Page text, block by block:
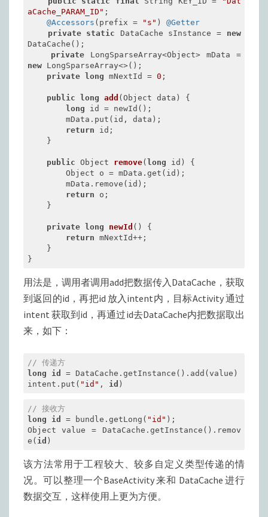
aCache_PARAM_ID" ;
@Accessors (prefix = "s" ) @Getter
private
static DataCache sInstance = new
DataCache();
private
LongSparseArray<Object> mData =
new LongSparseArray<>();
private long mNextId = 0 ;
public long add (Object data)
{
long id = newId();
return id;
public Object remove(long id)
{
return o;
private long newId ()
{
return mNextId++;
}
用法是，调用者调用add把数据传入DataCache，获取
到返回的id，再把id 放入intent内，目标Activity 通过
intent 获取到id，再通过id去DataCache内把数据取出
来，如下：
// 传递方
long
id
= DataCache.getInstance().add(value)
intent.put( "id" , id )
// 接收方
long
id = bundle.getLong( "id" );
Object value = DataCache.getInstance().remov
e( id )
该方法常用于工程较大、较多自定义类型传递的情
况。可以整理一个BaseActivity 来和 DataCache 进行
数据交互，这样使用上更为方便。